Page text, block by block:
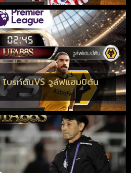
บรท์ตันVS วูล์ฟแฮมป์ตัน